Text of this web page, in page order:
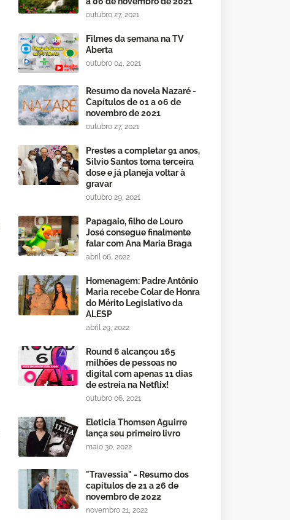
outubro 27, 2021
Filmes da semana na TV
Aberta
outubro 04, 2021
Resumo da novela Nazaré -
Capítulos de 01 a 06 de
novembro de 2021
outubro 27, 2021
Prestes a completar 91 anos,
Silvio Santos toma terceira
dose e já planeja voltar à
gravar
outubro 29, 2021
Papagaio, filho de Louro
José consegue finalmente
falar com Ana Maria Braga
abril 06, 2022
Homenagem: Padre Antônio
Maria recebe Colar de Honra
do Mérito Legislativo da
ALESP
abril 29, 2022
Round 6 alcançou 165
milhões de pessoas no
digital com apenas 11 dias
de estreia na Netflix!
outubro 06, 2021
Eleticia Thomsen Aguirre
lança seu primeiro livro
maio 30, 2022
"Travessia" - Resumo dos
capítulos de 21 a 26 de
novembro de 2022
novembro 21, 2022